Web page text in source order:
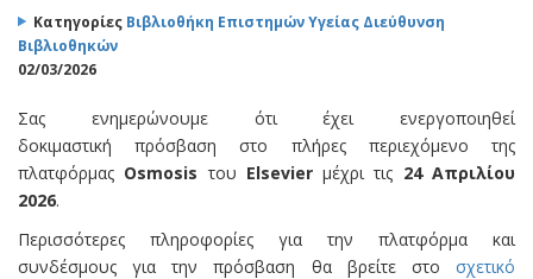
Κατηγορίες Βιβλιοθήκη Επιστημών Υγείας Διεύθυνση
Βιβλιοθηκών
02/03/2026
Σας ενημερώνουμε ότι έχει ενεργοποιηθεί
δοκιμαστική πρόσβαση στο πλήρες περιεχόμενο της
πλατφόρμας Osmosis του Elsevierμέχρι τις 24 Απριλίου
2026.
Περισσότερες πληροφορίες για την πλατφόρμα και
συνδέσμους για την πρόσβαση θα βρείτε στο σχετικό